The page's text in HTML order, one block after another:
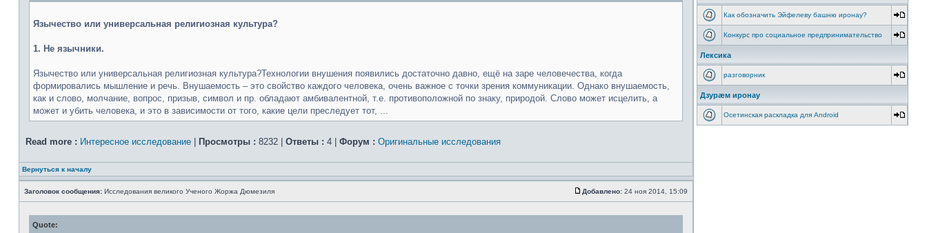
Язычество или универсальная религиозная культура?
1. Не язычники.
Язычество или универсальная религиозная культура?Технологии внушения появились достаточно давно, ещё на заре человечества, когда
формировались мышление и речь. Внушаемость – это свойство каждого человека, очень важное с точки зрения коммуникации. Однако внушаемость,
как и слово, молчание, вопрос, призыв, символ и пр. обладают амбивалентной, т.е. противоположной по знаку, природой. Слово может исцелить, а
может и убить человека, и это в зависимости от того, какие цели преследует тот, ...
Read more : Интересное исследование Просмотры : 8232 | Ответы : 4 | Форум : Оригинальные исследования
Вернуться к началу
Заголовок сообщения: Исследования великого Ученого Жоржа Дюмезиля Добавлено: 24 ноя 2014, 15:09
Quote:
Как обозначить Эйфелеву башню иронау?
Конкурс про социальное предпринимательство
Лексика
разговорник
Дзурæм иронау
Осетинская раскладка для Android